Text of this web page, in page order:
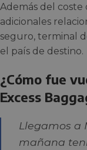
Además del
adicionales
seguro, terminal
el país de destino.
¿Cómo fue
Excess
Llegamos a
mañana